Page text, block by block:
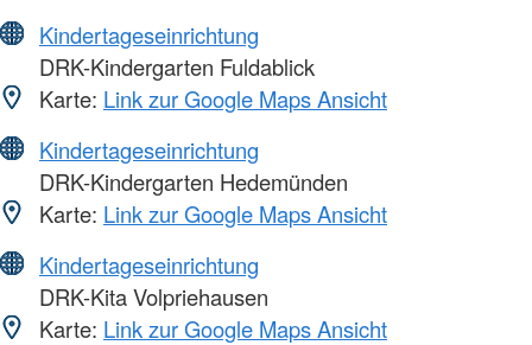
Kindertageseinrichtung
DRK-Kindergarten Fuldablick
Karte: Link zur Google Maps Ansicht
Kindertageseinrichtung
DRK-Kindergarten Hedemünden
Karte: Link zur Google Maps Ansicht
Kindertageseinrichtung
DRK-Kita Volpriehausen
Karte: Link zur Google Maps Ansicht